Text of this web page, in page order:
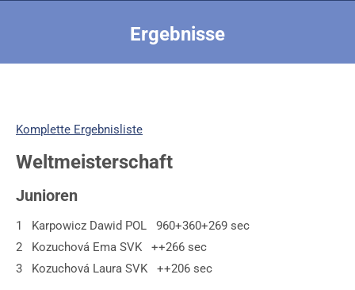
Ergebnisse
Komplette Ergebnisliste
Weltmeisterschaft
Junioren
1 Karpowicz Dawid POL 960+360+269 sec
2 Kozuchová Ema SVK ++266 sec
3 Kozuchová Laura SVK ++206 sec